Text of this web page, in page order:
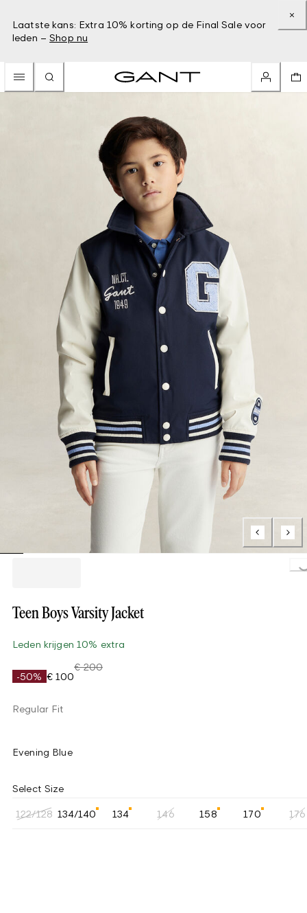
Laatste kans: Extra 10% korting op de Final Sale voor
leden – Shop nu
Teen Boys Varsity Jacket
Leden krijgen 10% extra
-50% € 100
€ 200
Regular Fit
Evening Blue
Select Size
122/128 134/140 134 146 158 170 176